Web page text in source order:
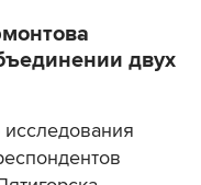
двух
исследования